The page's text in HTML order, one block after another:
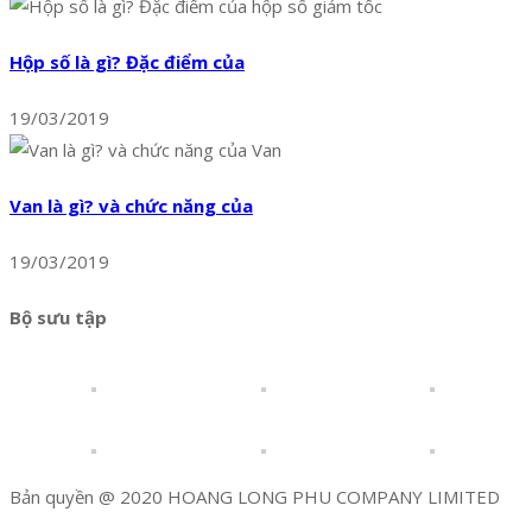
Hộp số là gì? Đặc điểm của
19/03/2019
Van là gì? và chức năng của
19/03/2019
Bộ sưu tập
Bản quyền @ 2020 HOANG LONG PHU COMPANY LIMITED